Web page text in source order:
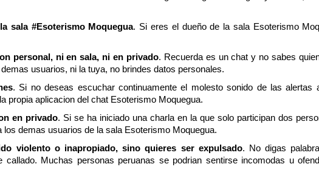
sala #Esoterismo Moquegua. Si eres el dueño de la sala Esoterismo
personal, ni en sala, ni en privado. Recuerda es un chat y no sabes
usuarios, ni la tuya, no brindes datos personales.
. Si no deseas escuchar continuamente el molesto sonido de las alertas
propia aplicacion del chat Esoterismo Moquegua.
en privado. Si se ha iniciado una charla en la que solo participan dos
los demas usuarios de la sala Esoterismo Moquegua.
violento o inapropiado, sino quieres ser expulsado. No digas
callado. Muchas personas peruanas se podrian sentirse incomodas u